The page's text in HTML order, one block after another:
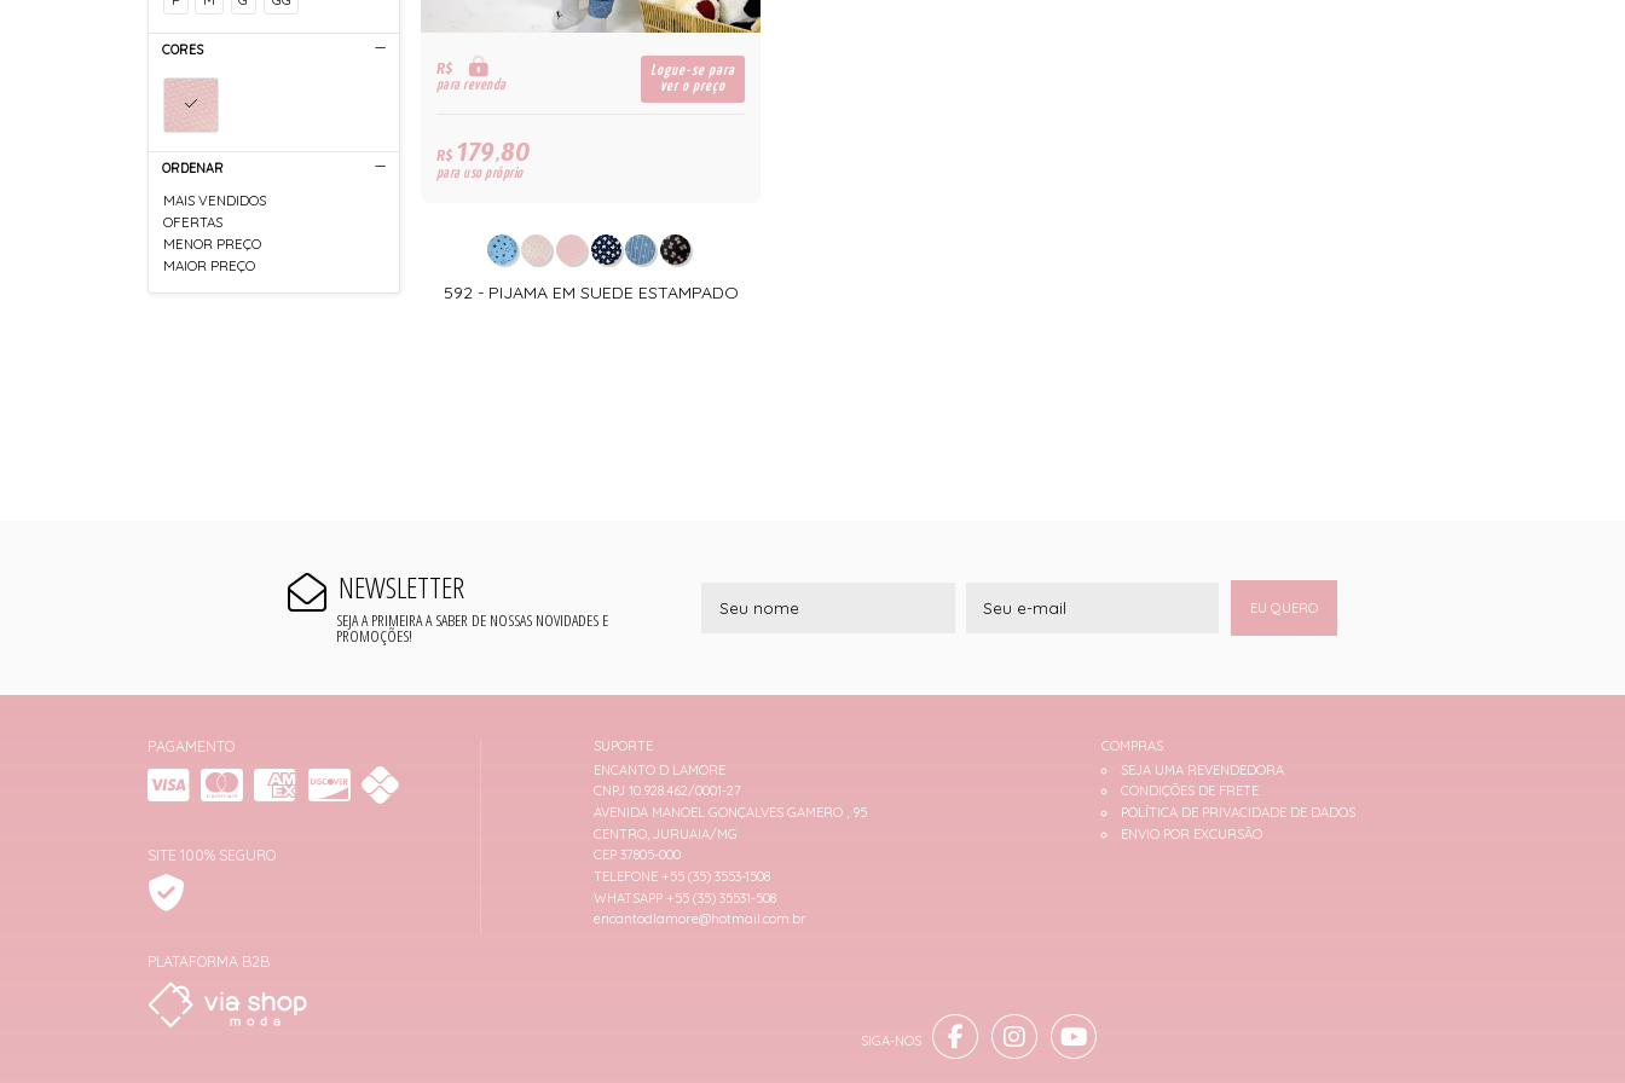
CORES
ORDENAR
MAIS VENDIDOS
OFERTAS
MENOR PREÇO
MAIOR PREÇO
R$
para revenda
Logue-se para
ver o preço
R$179,80
para uso próprio
592 - PIJAMA EM SUEDE ESTAMPADO
NEWSLETTER
SEJA A PRIMEIRA A SABER DE NOSSAS NOVIDADES E
PROMOÇÕES!
EU QUERO
PAGAMENTO
SITE 100% SEGURO
PLATAFORMA B2B
SUPORTE
ENCANTO D LAMORE
CNPJ 10.928.462/0001-27
AVENIDA MANOEL GONÇALVES GAMERO , 95
CENTRO, JURUAIA/MG
CEP 37805-000
TELEFONE +55 (35) 3553-1508
WHATSAPP +55 (35) 35531-508
encantodlamore@hotmail.com.br
COMPRAS
SEJA UMA REVENDEDORA
CONDIÇÕES DE FRETE
POLÍTICA DE PRIVACIDADE DE DADOS
ENVIO POR EXCURSÃO